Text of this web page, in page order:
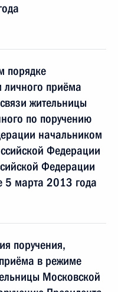
порядке
личного приёма
жительницы
по поручению
начальником
Федерации
Федерации
5 марта 2013 года
поручения,
в режиме
Московской